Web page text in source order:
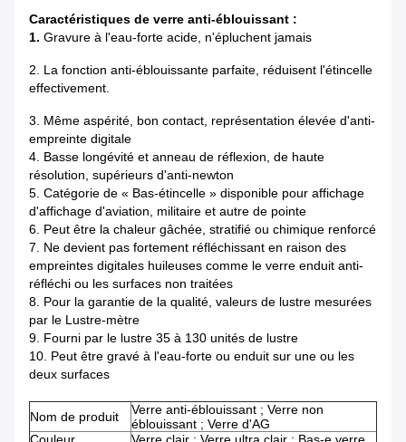
Caractéristiques de verre anti-éblouissant :
1. Gravure à l'eau-forte acide, n'épluchent jamais
2. La fonction anti-éblouissante parfaite, réduisent l'étincelle
effectivement.
3. Même aspérité, bon contact, représentation élevée d'anti-
empreinte digitale
4. Basse longévité et anneau de réflexion, de haute
résolution, supérieurs d'anti-newton
5. Catégorie de « Bas-étincelle » disponible pour affichage
d'affichage d'aviation, militaire et autre de pointe
6. Peut être la chaleur gâchée, stratifié ou chimique renforcé
7. Ne devient pas fortement réfléchissant en raison des
empreintes digitales huileuses comme le verre enduit anti-
réfléchi ou les surfaces non traitées
8. Pour la garantie de la qualité, valeurs de lustre mesurées
par le Lustre-mètre
9. Fourni par le lustre 35 à 130 unités de lustre
10. Peut être gravé à l'eau-forte ou enduit sur une ou les
deux surfaces
Nom de produit
Verre anti-éblouissant ; Verre non
éblouissant ; Verre d'AG